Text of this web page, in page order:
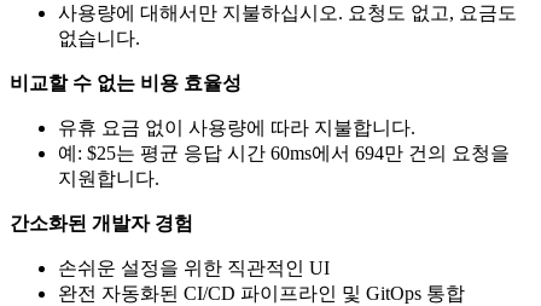
사용량에 대해서만 지불하십시오. 요청도 없고, 요금도
없습니다.
비교할 수 없는 비용 효율성
유휴 요금 없이 사용량에 따라 지불합니다.
예: $25는 평균 응답 시간 60ms에서 694만 건의 요청을
지원합니다.
간소화된 개발자 경험
손쉬운 설정을 위한 직관적인 UI
완전 자동화된 CI/CD 파이프라인 및 GitOps 통합